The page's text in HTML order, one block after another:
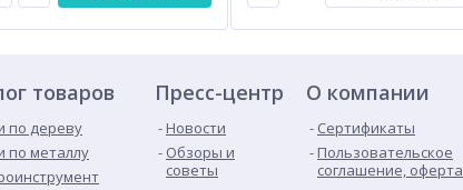
товаров
по дереву
по металлу
Пресс-центр
Новости
Обзоры и
советы
О компании
Сертификаты
Пользовательское
соглашение, оферта